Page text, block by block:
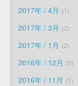
2017年 / 4月 1
2017年 / 3月 2
2017年 / 1月 2
2016年 / 12月 5
2016年 / 11月 1